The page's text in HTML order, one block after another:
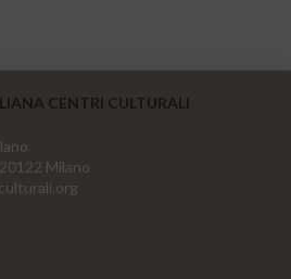
CENTRI CULTURALI
Milano